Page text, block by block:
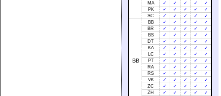
MA
✓ ✓ ✓ ✓
✓
PK
✓ ✓ ✓ ✓
✓
SC
✓ ✓ ✓ ✓ ✓
BB
BB ✓ ✓ ✓ ✓
✓
BR
✓ ✓ ✓ ✓
✓
BS
✓ ✓ ✓ ✓
✓
DT
✓ ✓ ✓ ✓
✓
KA
✓ ✓ ✓ ✓
✓
LC
✓ ✓ ✓ ✓
✓
PT
✓ ✓ ✓ ✓
✓
RA
✓ ✓ ✓ ✓
✓
RS
✓ ✓ ✓ ✓
✓
VK
✓ ✓ ✓ ✓
✓
ZC
✓ ✓ ✓ ✓
✓
ZH
✓ ✓ ✓ ✓
✓